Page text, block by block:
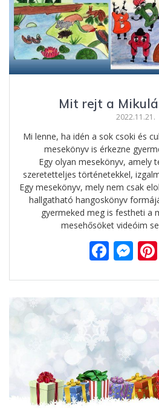
Mit rejt a
2022.11.21.
Mi lenne, ha idén a sok csoki és
mesekönyv is érkezne
Egy olyan mesekönyv, amely
szeretetteljes történetekkel,
Egy mesekönyv, mely nem csak
hallgatható hangoskönyv
gyermeked meg is festheti a
mesehősöket videóim
F
e
b
o
o
k
M
ss
e
n
g
er